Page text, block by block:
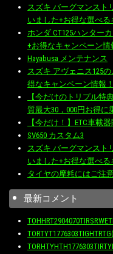
スズキ バーグマンスト
いました+お得な選べる
ホンダ CT125ハンター
+お得なキャンペーン情
Hayabusa メンテナンス
スズキ アヴェニス125
得なキャンペーン情報！
【今だけのトリプル特
質最大30，000円お得に
【今だけ！】ETC車載
SV650 カスタム3
スズキ バーグマンスト
いました+お得な選べる
タイヤの摩耗にはご注
最新コメント